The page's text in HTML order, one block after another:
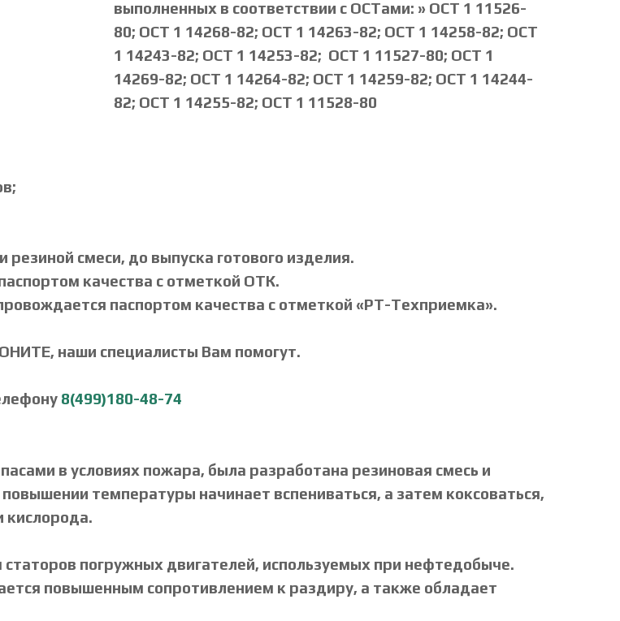
выполненных в соответствии с ОСТами: » ОСТ 1 11526-
80; ОСТ 1 14268-82; ОСТ 1 14263-82; ОСТ 1 14258-82; ОСТ
1 14243-82; ОСТ 1 14253-82; ОСТ 1 11527-80; ОСТ 1
14269-82; ОСТ 1 14264-82; ОСТ 1 14259-82; ОСТ 1 14244-
82; ОСТ 1 14255-82; ОСТ 1 11528-80
резиной смеси, до выпуска готового изделия.
качества с отметкой ОТК.
паспортом качества с отметкой «РТ-Техприемка».
наши специалисты Вам помогут.
8(499)180-48-74
в условиях пожара, была разработана резиновая смесь и
температуры начинает вспениваться, а затем коксоваться,
кислорода.
погружных двигателей, используемых при нефтедобыче.
повышенным сопротивлением к раздиру, а также обладает